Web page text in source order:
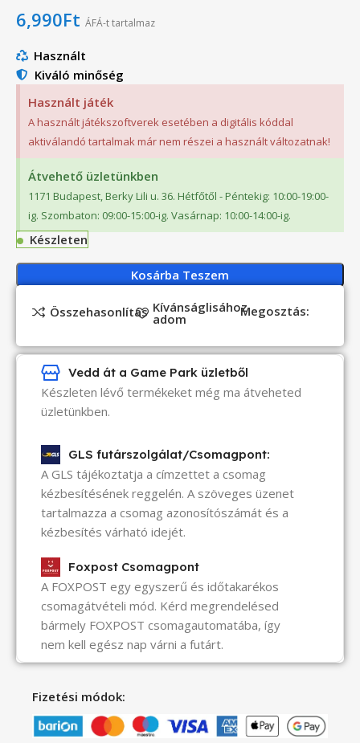
6,990Ft ÁFÁ-t tartalmaz
Használt
Kiváló minőség
Használt játék
A használt játékszoftverek esetében a digitális kóddal
aktiválandó tartalmak már nem részei a használt változatnak!
Átvehető üzletünkben
1171 Budapest, Berky Lili u. 36. Hétfőtől - Péntekig: 10:00-19:00-
ig. Szombaton: 09:00-15:00-ig. Vasárnap: 10:00-14:00-ig.
Készleten
Kosárba Teszem
Összehasonlítás Kívánságlisához
adom Megosztás:
Vedd át a Game Park üzletből
Készleten lévő termékeket még ma átveheted
üzletünkben.
GLS futárszolgálat/Csomagpont:
A GLS tájékoztatja a címzettet a csomag
kézbesítésének reggelén. A szöveges üzenet
tartalmazza a csomag azonosítószámát és a
kézbesítés várható idejét.
Foxpost Csomagpont
A FOXPOST egy egyszerű és időtakarékos
csomagátvételi mód. Kérd megrendelésed
bármely FOXPOST csomagautomatába, így
nem kell egész nap várni a futárt.
Fizetési módok: